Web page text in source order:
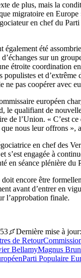
de plus, mais la
migratoire en Europe
en chef du
également été
d’échanges sur un
étroite coordination
populistes et d’extrême
ne pas coopérer avec
européen
le qualifiant de
de l’Union. « C’est ce
que nous leur offrons »,
en chef des
s’est engagée à
en séance plénière du
encore être
avant d’entrer en
l’approbation finale.
Dernière mise à
de Retour
BellamyMagnus
Parti Populaire